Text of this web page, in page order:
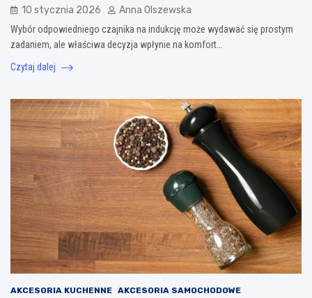
10 stycznia 2026 Anna Olszewska
Wybór odpowiedniego czajnika na indukcję może wydawać się prostym
zadaniem, ale właściwa decyzja wpłynie na komfort…
Czytaj dalej
AKCESORIA KUCHENNE AKCESORIA SAMOCHODOWE